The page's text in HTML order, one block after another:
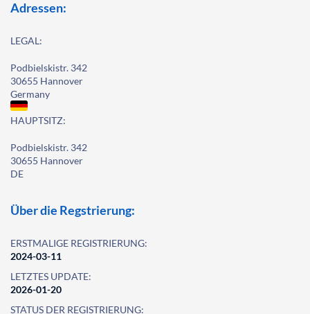
Adressen:
LEGAL:
Podbielskistr. 342
30655 Hannover
Germany
HAUPTSITZ:
Podbielskistr. 342
30655 Hannover
DE
Über die Regstrierung:
ERSTMALIGE REGISTRIERUNG:
2024-03-11
LETZTES UPDATE:
2026-01-20
STATUS DER REGISTRIERUNG: